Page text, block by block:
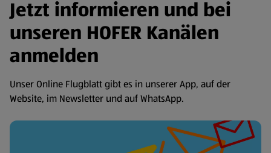
Jetzt informieren und bei
unseren HOFER Kanälen
anmelden
Unser Online Flugblatt gibt es in unserer App, auf der
Website, im Newsletter und auf WhatsApp.